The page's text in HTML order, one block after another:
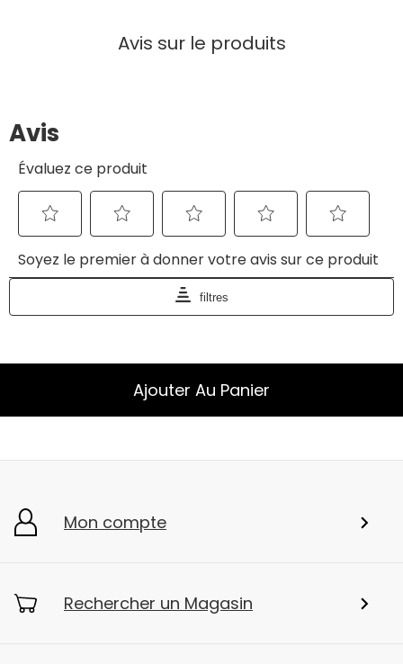
Avis sur le produits
Ajouter Au Panier
Mon compte
Rechercher un Magasin